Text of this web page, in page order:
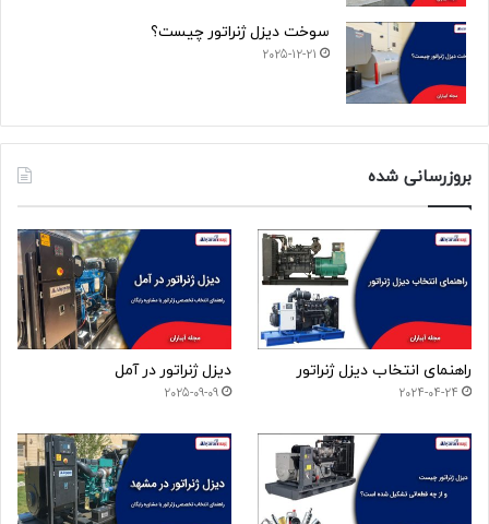
سوخت دیزل ژنراتور چیست؟
2025-12-21
بروزرسانی شده
راهنمای انتخاب دیزل ژنراتور
2024-04-24
دیزل ژنراتور در آمل
2025-09-09